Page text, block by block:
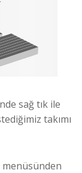
sağ tık ile
takımı